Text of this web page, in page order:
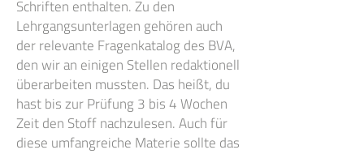
Schriften enthalten. Zu den
Lehrgangsunterlagen gehören auch
der relevante Fragenkatalog des BVA,
den wir an einigen Stellen redaktionell
überarbeiten mussten. Das heißt, du
hast bis zur Prüfung 3 bis 4 Wochen
Zeit den Stoff nachzulesen. Auch für
diese umfangreiche Materie sollte das